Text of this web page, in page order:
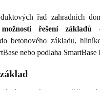
řad zahradních
řešení základů -
betonového základu,
nebo podlaha SmartBase